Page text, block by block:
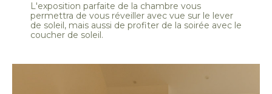
L'exposition parfaite de la chambre vous
permettra de vous réveiller avec vue sur le lever
de soleil, mais aussi de profiter de la soirée avec le
coucher de soleil.